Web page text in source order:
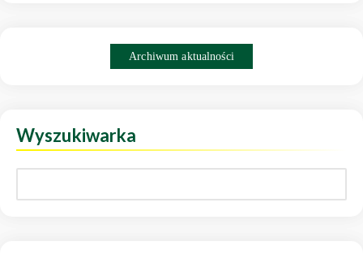
Archiwum aktualności
Wyszukiwarka